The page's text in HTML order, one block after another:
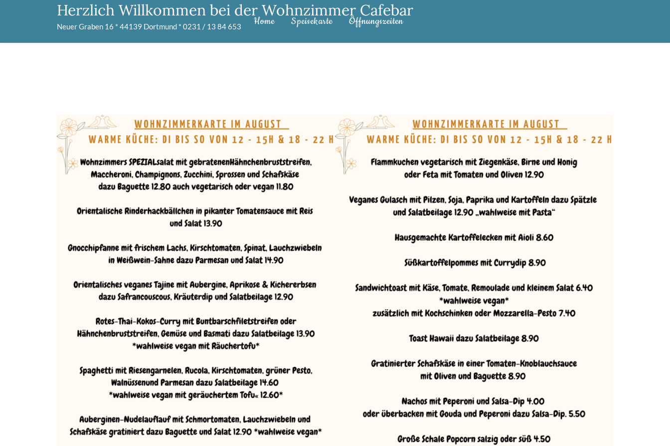
Herzlich Willkommen bei der Wohnzimmer Cafebar
Neuer Graben 16 * 44139 Dortmund * 0231 / 13 84 653 Home Speisekarte Öffnungszeiten